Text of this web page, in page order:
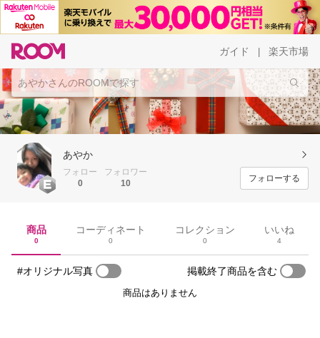
ガイド 楽天市場
あやか
フォロー
0
フォロワー
10
フォローする
商品
0
コーディネート
0
コレクション
0
いいね
4
#オリジナル写真 掲載終了商品を含む
商品はありません